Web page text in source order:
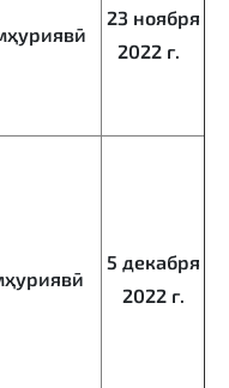
23 ноября
2022 г.
5 декабря
2022 г.